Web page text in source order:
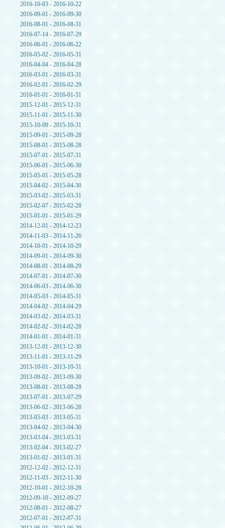
2016-10-03 - 2016-10-22
2016-09-01 - 2016-09-30
2016-08-01 - 2016-08-31
2016-07-14 - 2016-07-29
2016-06-01 - 2016-06-22
2016-05-02 - 2016-05-31
2016-04-04 - 2016-04-28
2016-03-01 - 2016-03-31
2016-02-01 - 2016-02-29
2016-01-01 - 2016-01-31
2015-12-01 - 2015-12-31
2015-11-01 - 2015-11-30
2015-10-09 - 2015-10-31
2015-09-01 - 2015-09-28
2015-08-01 - 2015-08-28
2015-07-01 - 2015-07-31
2015-06-01 - 2015-06-30
2015-05-01 - 2015-05-28
2015-04-02 - 2015-04-30
2015-03-02 - 2015-03-31
2015-02-07 - 2015-02-28
2015-01-01 - 2015-01-29
2014-12-01 - 2014-12-23
2014-11-03 - 2014-11-26
2014-10-01 - 2014-10-29
2014-09-01 - 2014-09-30
2014-08-01 - 2014-08-29
2014-07-01 - 2014-07-30
2014-06-03 - 2014-06-30
2014-05-03 - 2014-05-31
2014-04-02 - 2014-04-29
2014-03-02 - 2014-03-31
2014-02-02 - 2014-02-28
2014-01-01 - 2014-01-31
2013-12-01 - 2013-12-30
2013-11-01 - 2013-11-29
2013-10-01 - 2013-10-31
2013-09-02 - 2013-09-30
2013-08-01 - 2013-08-28
2013-07-01 - 2013-07-29
2013-06-02 - 2013-06-28
2013-05-03 - 2013-05-31
2013-04-02 - 2013-04-30
2013-03-04 - 2013-03-31
2013-02-04 - 2013-02-27
2013-01-02 - 2013-01-31
2012-12-02 - 2012-12-31
2012-11-03 - 2012-11-30
2012-10-01 - 2012-10-28
2012-09-10 - 2012-09-27
2012-08-01 - 2012-08-27
2012-07-01 - 2012-07-31